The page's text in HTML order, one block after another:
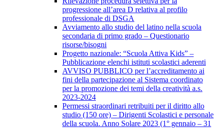
progressione all’area D relativa al profilo
professionale di DSGA
Avviamento allo studio del latino nella scuola
secondaria di primo grado – Questionario
risorse/bisogni
Progetto nazionale: “Scuola Attiva Kids” –
Pubblicazione elenchi istituti scolastici aderenti
AVVISO PUBBLICO per l’accreditamento ai
fini della partecipazione al Sistema coordinato
per la promozione dei temi della creatività a.s.
2023-2024
Permessi straordinari retribuiti per il diritto allo
studio (150 ore) – Dirigenti Scolastici e personale
della scuola. Anno Solare 2023 (1° gennaio – 31